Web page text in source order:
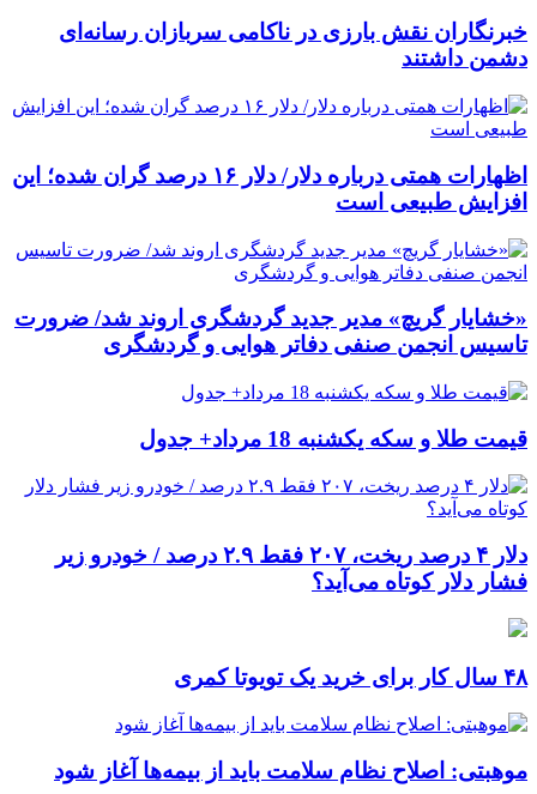
خبرنگاران نقش بارزی در ناکامی سربازان رسانه‌ای
دشمن داشتند
اظهارات همتی درباره دلار/ دلار ۱۶ درصد گران شده؛ این
افزایش طبیعی است
«خشایار گریچ» مدیر جدید گردشگری اروند شد/ ضرورت
تاسیس انجمن صنفی دفاتر هوایی و گردشگری
قیمت طلا و سکه یکشنبه 18 مرداد+ جدول
دلار ۴ درصد ریخت، ۲۰۷ فقط ۲.۹ درصد / خودرو زیر
فشار دلار کوتاه می‌آید؟
۴۸ سال کار برای خرید یک تویوتا کمری
موهبتی: اصلاح نظام سلامت باید از بیمه‌ها آغاز شود